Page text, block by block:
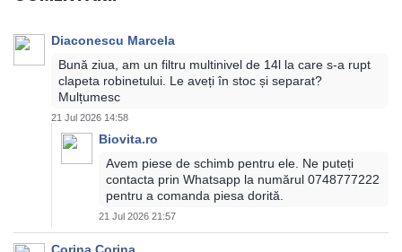
Diaconescu Marcela
Bună ziua, am un filtru multinivel de 14l la care s-a rupt
clapeta robinetului. Le aveți în stoc și separat?
Mulțumesc
21 Jul 2026 14:58
Biovita.ro
Avem piese de schimb pentru ele. Ne puteți
contacta prin Whatsapp la numărul 0748777222
pentru a comanda piesa dorită.
21 Jul 2026 21:57